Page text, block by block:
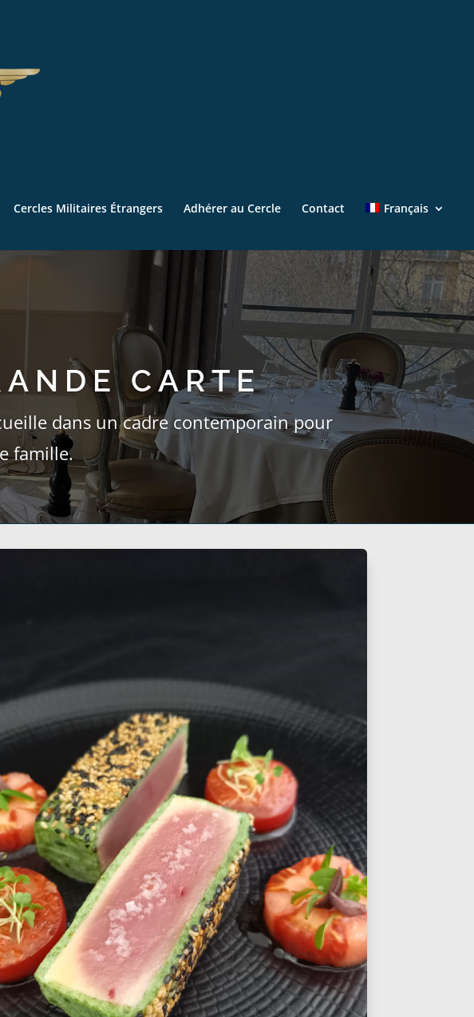
Cercles Militaires Étrangers Adhérer au Cercle Contact Français
CARTE
dans un cadre contemporain pour
famille.